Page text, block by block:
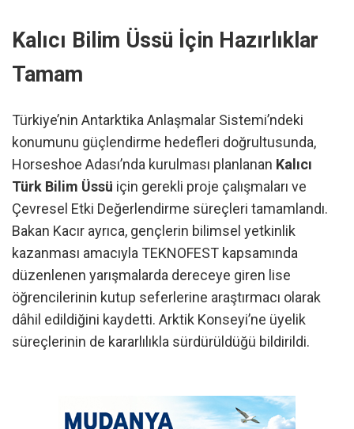
Kalıcı Bilim Üssü İçin Hazırlıklar
Tamam
Türkiye’nin Antarktika Anlaşmalar Sistemi’ndeki
konumunu güçlendirme hedefleri doğrultusunda,
Horseshoe Adası’nda kurulması planlanan Kalıcı
Türk Bilim Üssü için gerekli proje çalışmaları ve
Çevresel Etki Değerlendirme süreçleri tamamlandı.
Bakan Kacır ayrıca, gençlerin bilimsel yetkinlik
kazanması amacıyla TEKNOFEST kapsamında
düzenlenen yarışmalarda dereceye giren lise
öğrencilerinin kutup seferlerine araştırmacı olarak
dâhil edildiğini kaydetti. Arktik Konseyi’ne üyelik
süreçlerinin de kararlılıkla sürdürüldüğü bildirildi.